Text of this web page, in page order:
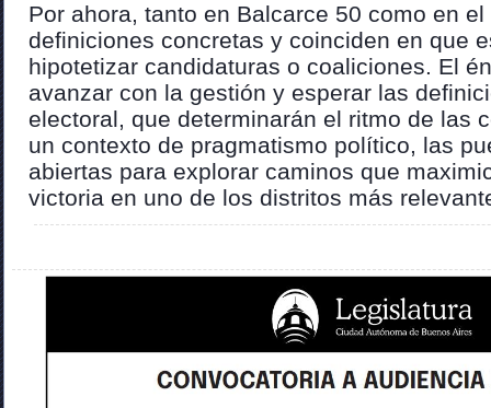
Por ahora, tanto en Balcarce 50 como en el
definiciones concretas y coinciden en que
hipotetizar candidaturas o coaliciones. El
avanzar con la gestión y esperar las
electoral, que determinarán el ritmo de las
un contexto de pragmatismo político, las
abiertas para explorar caminos que
victoria en uno de los distritos más